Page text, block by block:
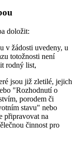
doložit:
v žádosti uvedeny, u
totožnosti není
rodný list,
jsou již zletilé, jejich
"Rozhodnutí o
porodem či
stavu" nebo
připravovat na
činnost pro